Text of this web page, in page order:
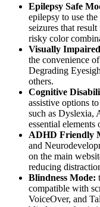
Epilepsy Safe
epilepsy to use
seizures that
risky color
Visually
the convenience
Degrading
others.
Cognitive
assistive options
such as Dyslexia,
essential elements
ADHD Friendly
and
on the main
reducing
Blindness Mode:
compatible with
VoiceOver, and